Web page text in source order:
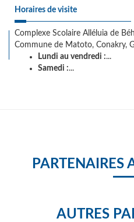
Horaires de visite
Complexe Scolaire Alléluia de
Commune de Matoto, Conakry,
Lundi au vendredi :...
Samedi :...
PARTENAIRES
AUTRES